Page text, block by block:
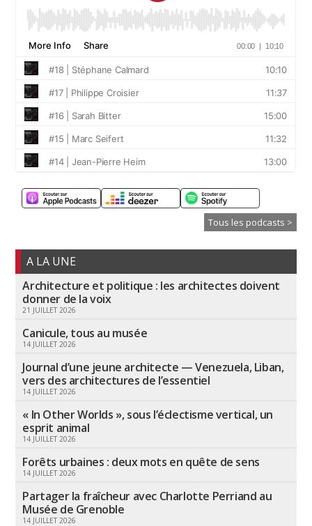
Tous les podcasts >
A LA UNE
Architecture et politique : les architectes doivent
donner de la voix
21 JUILLET 2026
Canicule, tous au musée
14 JUILLET 2026
Journal d’une jeune architecte — Venezuela, Liban,
vers des architectures de l’essentiel
14 JUILLET 2026
« In Other Worlds », sous l’éclectisme vertical, un
esprit animal
14 JUILLET 2026
Forêts urbaines : deux mots en quête de sens
14 JUILLET 2026
Partager la fraîcheur avec Charlotte Perriand au
Musée de Grenoble
14 JUILLET 2026